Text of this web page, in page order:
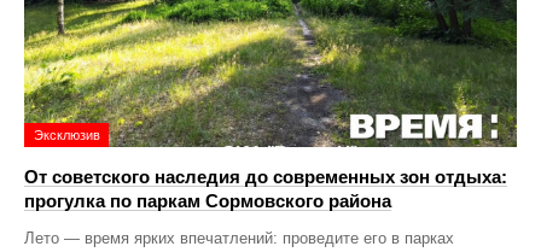
Эксклюзив
От советского наследия до современных зон отдыха:
прогулка по паркам Сормовского района
Лето — время ярких впечатлений: проведите его в парках